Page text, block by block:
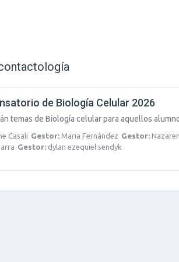
de Biología Celular 2026
temas de Biología celular para aquellos
Casali Gestor: Maria Fernández Gestor:
Gestor: dylan ezequiel sendyk